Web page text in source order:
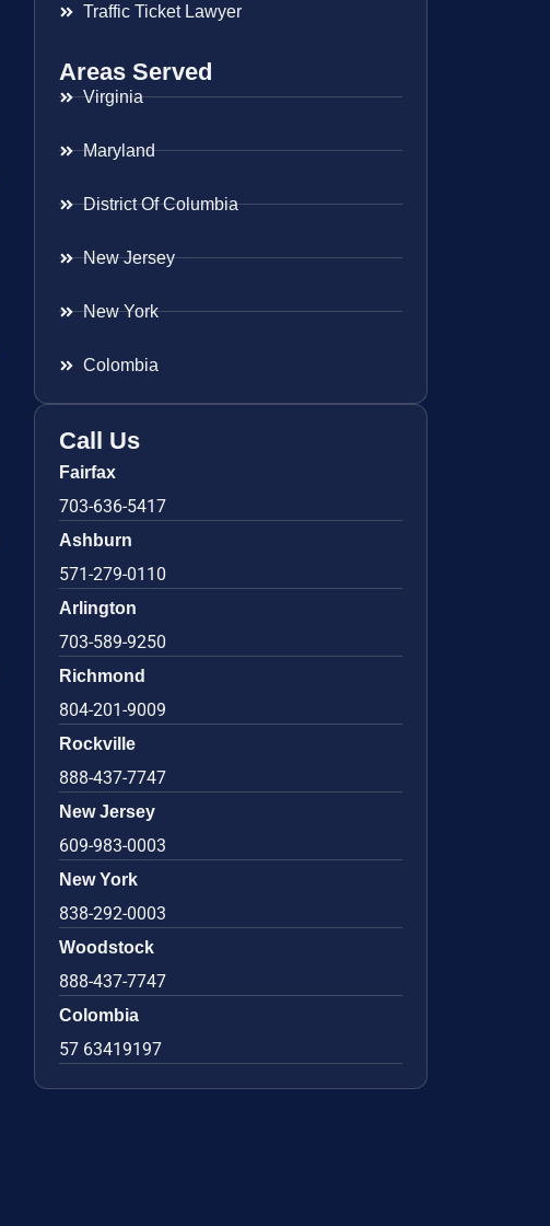
Traffic Ticket Lawyer
Areas Served
Virginia
Maryland
District Of Columbia
New Jersey
New York
Colombia
Call Us
Fairfax
703-636-5417
Ashburn
571-279-0110
Arlington
703-589-9250
Richmond
804-201-9009
Rockville
888-437-7747
New Jersey
609-983-0003
New York
838-292-0003
Woodstock
888-437-7747
Colombia
57 63419197